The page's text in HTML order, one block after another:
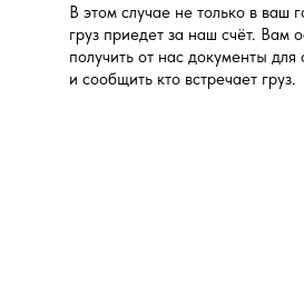
В этом случае не только в ваш
груз приедет за наш счёт. Вам
получить от нас документы для
и сообщить кто встречает груз.